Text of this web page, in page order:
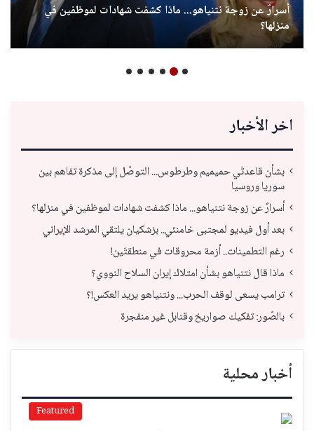
أسرارٌ عن زوجة نتنياهو... ماذا كشفت شهادات لموظفين في
منزلها؟
اخر الأخبار
بشأن قاعدتَي حميميم وطرطوس... التوصّل إلى مذكرة تفاهم بين
سوريا وروسيا
أسرارٌ عن زوجة نتنياهو... ماذا كشفت شهادات لموظفين في منزلها؟
بعد أول فيديو لمجتبى خامنئي.. بزشكيان يلتقي المرشد الإيراني
رغم التطمينات.. أزمة محروقات في منطقتَين!
ماذا قال نتنياهو بشأن امتلاك إيران السلاح النووي؟
ترامب يسعى لوقف الحرب... ونتنياهو يريد العكس!؟
بالصّور: تفكيك صواريخ وقنابل غير منفجرة
أخبار محلية
Featured